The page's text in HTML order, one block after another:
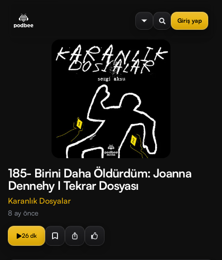
Giriş yap
menu
185- Birini Daha Öldürdüm: Joanna
Dennehy I Tekrar Dosyası
Karanlık Dosyalar
8 ay önce
26 dk